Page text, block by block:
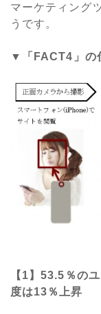
マーケティング
うです。
▼「FACT4」の
【1】53.5％の
度は13％上昇